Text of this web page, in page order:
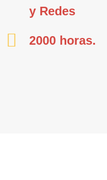
y Redes
2000 horas.